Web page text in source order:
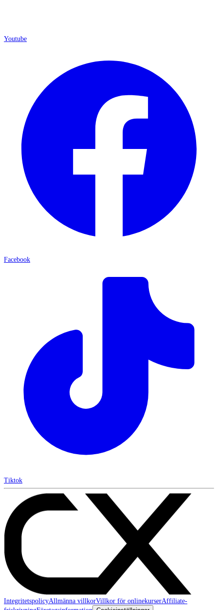
Youtube
Facebook
Tiktok
IntegritetspolicyAllmänna villkorVillkor för onlinekurserAffiliate-